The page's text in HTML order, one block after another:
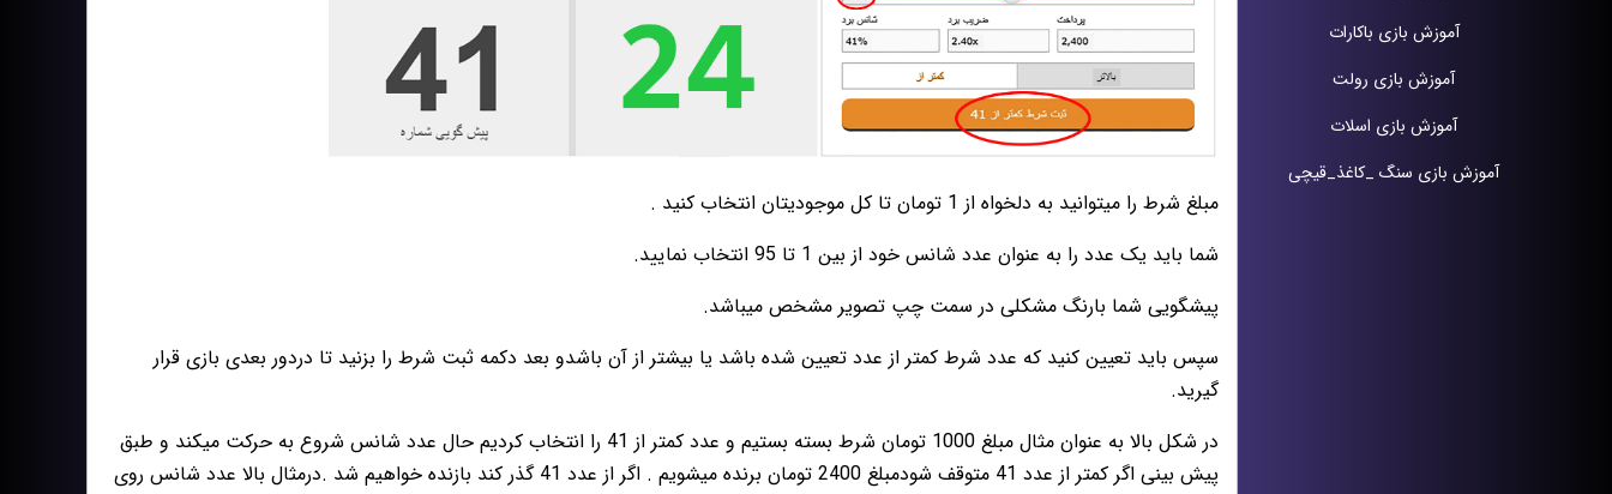
آموزش بازی باکارات
آموزش بازی رولت
آموزش بازی اسلات
آموزش بازی سنگ _کاغذ_قیچی
مبلغ شرط را میتوانید به دلخواه از 1 تومان تا کل موجودیتان انتخاب کنید .
شما باید یک عدد را به عنوان عدد شانس خود از بین 1 تا 95 انتخاب نمایید.
پیشگویی شما بارنگ مشکلی در سمت چپ تصویر مشخص میباشد.
سپس باید تعیین کنید که عدد شرط کمتر از عدد تعیین شده باشد یا بیشتر از آن باشدو بعد دکمه ثبت شرط را بزنید تا دردور بعدی بازی قرار
گیرید.
در شکل بالا به عنوان مثال مبلغ 1000 تومان شرط بسته بستیم و عدد کمتر از 41 را انتخاب کردیم حال عدد شانس شروع به حرکت میکند و طبق
پیش بینی اگر کمتر از عدد 41 متوقف شودمبلغ 2400 تومان برنده میشویم . اگر از عدد 41 گذر کند بازنده خواهیم شد .درمثال بالا عدد شانس روی